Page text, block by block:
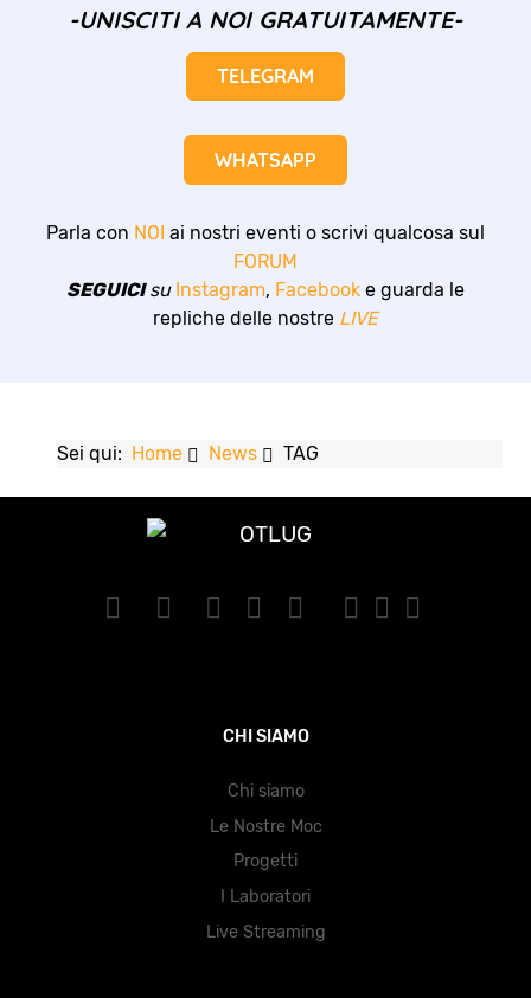
-UNISCITI A NOI GRATUITAMENTE-
TELEGRAM
WHATSAPP
Parla con NOI ai nostri eventi o scrivi qualcosa sul
FORUM
SEGUICIsu Instagram, Facebook e guarda le
repliche delle nostre LIVE
Sei qui: Home News TAG
CHI SIAMO
Chi siamo
Le Nostre Moc
Progetti
I Laboratori
Live Streaming